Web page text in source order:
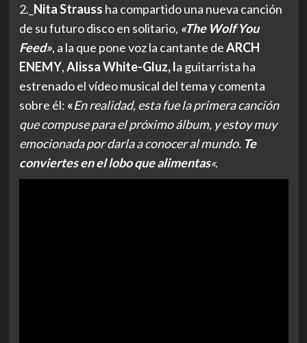
2._ Nita Strauss ha compartido una nueva canción
de su futuro disco en solitario, «The Wolf You
Feed», a la que pone voz la cantante deARCH
ENEMY,Alissa White-Gluz, la guitarrista ha
estrenado el vídeo musical del tema y comenta
sobre él: «En realidad, esta fue la primera canción
que compuse para el próximo álbum, y estoy muy
emocionada por darla a conocer al mundo. Te
conviertes en el lobo que alimentas«.